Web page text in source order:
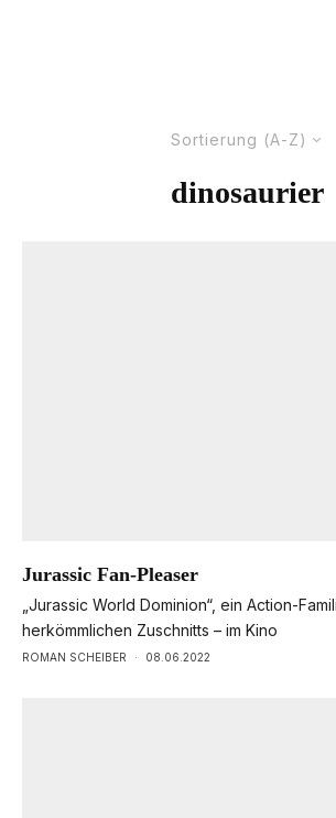
Sortierung (A-Z)
dinosaurier
Jurassic Fan-Pleaser
„Jurassic World Dominion“, ein Action-
herkömmlichen Zuschnitts – im Kino
ROMAN SCHEIBER · 08.06.2022